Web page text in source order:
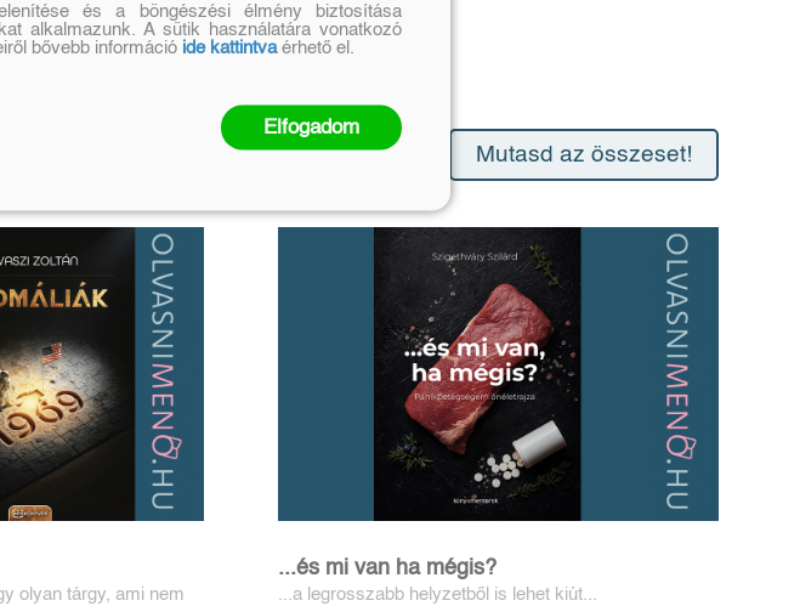
Mutasd az összeset!
olyan tárgy, ami nem
...és mi van ha mégis?
...a legrosszabb helyzetből is lehet kiút...
és a böngészési élmény biztosítása
alkalmazunk. A sütik használatára vonatkozó
bővebb információ ide kattintvaérhető el.
Elfogadom